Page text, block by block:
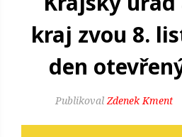
kraj zvou 8.
den
Zdenek Kment